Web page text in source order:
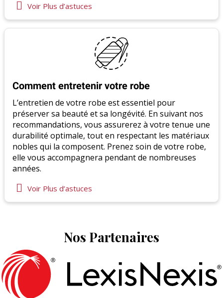
Voir Plus d’astuces
Comment entretenir votre robe
L’entretien de votre robe est essentiel pour
préserver sa beauté et sa longévité. En suivant nos
recommandations, vous assurerez à votre tenue une
durabilité optimale, tout en respectant les matériaux
nobles qui la composent. Prenez soin de votre robe,
elle vous accompagnera pendant de nombreuses
années.
Voir Plus d’astuces
Nos Partenaires